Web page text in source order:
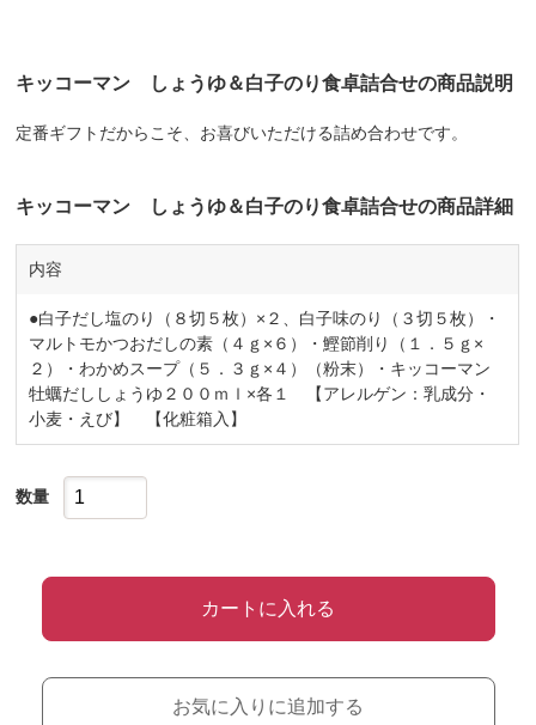
キッコーマン しょうゆ＆白子のり食卓詰合せの商品説明
定番ギフトだからこそ、お喜びいただける詰め合わせです。
キッコーマン しょうゆ＆白子のり食卓詰合せの商品詳細
内容
●白子だし塩のり（８切５枚）×２、白子味のり（３切５枚）・
マルトモかつおだしの素（４ｇ×６）・鰹節削り（１．５ｇ×
２）・わかめスープ（５．３ｇ×４）（粉末）・キッコーマン
牡蠣だししょうゆ２００ｍｌ×各１ 【アレルゲン：乳成分・
小麦・えび】 【化粧箱入】
数量
カートに入れる
お気に入りに追加する